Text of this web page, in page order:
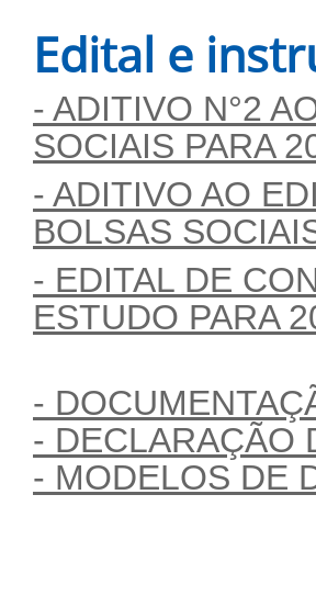
Edital e
- ADITIVO N°2
SOCIAIS PARA
- ADITIVO AO
BOLSAS
- EDITAL DE
ESTUDO PARA
-
- DECLARAÇÃO
- MODELOS DE